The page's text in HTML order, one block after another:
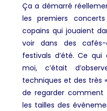
Ça a démarré
les premiers
copains qui jouaient
voir dans des cafés-
festivals d’été. Ce
moi, c’était
techniques et des très
de regarder comment
les tailles des